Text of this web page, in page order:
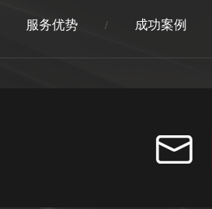
服务优势 / 成功案例